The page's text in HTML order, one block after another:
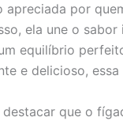
apreciada por
ela une o
equilíbrio
e delicioso,
que o